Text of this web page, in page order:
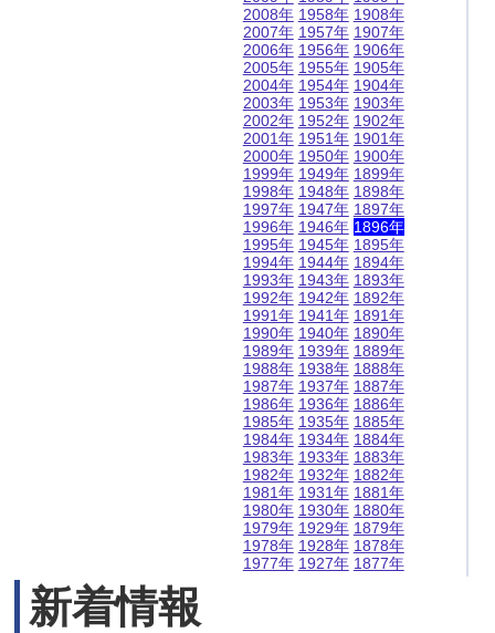
2008年
2007年
2006年
2005年
2004年
2003年
2002年
2001年
2000年
1999年
1998年
1997年
1996年
1995年
1994年
1993年
1992年
1991年
1990年
1989年
1988年
1987年
1986年
1985年
1984年
1983年
1982年
1981年
1980年
1979年
1978年
1977年
1958年
1957年
1956年
1955年
1954年
1953年
1952年
1951年
1950年
1949年
1948年
1947年
1946年
1945年
1944年
1943年
1942年
1941年
1940年
1939年
1938年
1937年
1936年
1935年
1934年
1933年
1932年
1931年
1930年
1929年
1928年
1927年
1908年
1907年
1906年
1905年
1904年
1903年
1902年
1901年
1900年
1899年
1898年
1897年
1896年
1895年
1894年
1893年
1892年
1891年
1890年
1889年
1888年
1887年
1886年
1885年
1884年
1883年
1882年
1881年
1880年
1879年
1878年
1877年
新着情報